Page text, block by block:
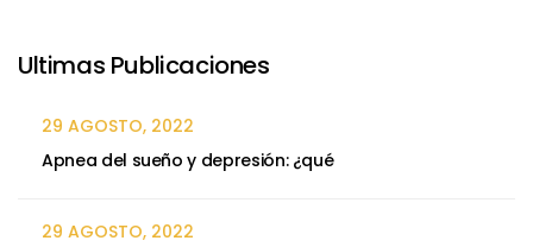
Ultimas Publicaciones
29 AGOSTO, 2022
Apnea del sueño y depresión: ¿qué
29 AGOSTO, 2022